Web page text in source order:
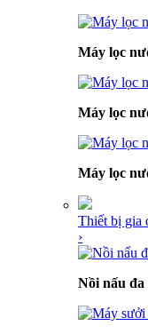
Máy lọc
Máy lọc
Máy lọc
Thiết bị gia
›
Nồi nấu